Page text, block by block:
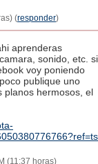
(responder)
aprenderas
sonido, etc. si
voy poniendo
publique uno
planos hermosos, el
(11:37 horas)